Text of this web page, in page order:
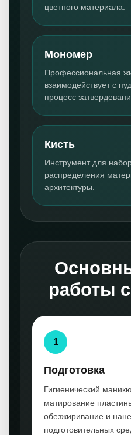
цветного материала.
Мономер
Профессиональная
взаимодействует с
процесс
Кисть
Инструмент для
распределения
архитектуры.
работы с
1
Подготовка
Гигиенический
матирование
обезжиривание и
подготовительных